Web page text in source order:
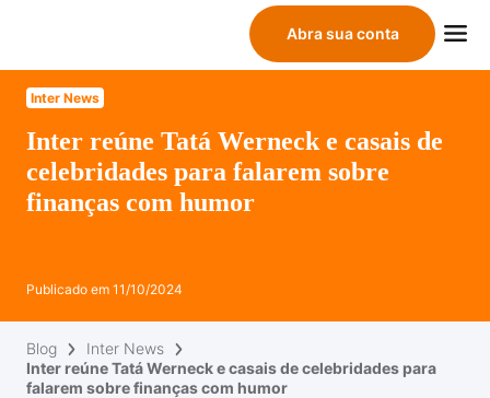
Abra sua conta
Inter News
Inter reúne Tatá Werneck e casais de
celebridades para falarem sobre
finanças com humor
Publicado em 11/10/2024
Blog
Inter News
Inter reúne Tatá Werneck e casais de celebridades para
falarem sobre finanças com humor